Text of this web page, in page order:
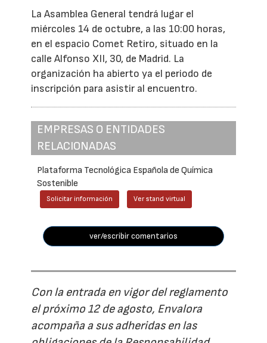
La Asamblea General tendrá lugar el
miércoles 14 de octubre, a las 10:00 horas,
en el espacio Comet Retiro, situado en la
calle Alfonso XII, 30, de Madrid. La
organización ha abierto ya el periodo de
inscripción para asistir al encuentro.
EMPRESAS O ENTIDADES
RELACIONADAS
Plataforma Tecnológica Española de Química
Sostenible
Solicitar información Ver stand virtual
ver/escribir comentarios
Con la entrada en vigor del reglamento
el próximo 12 de agosto, Envalora
acompaña a sus adheridas en las